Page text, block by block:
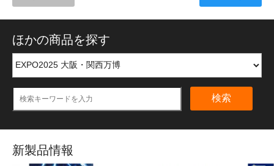
ほかの商品を探す
検索
新製品情報